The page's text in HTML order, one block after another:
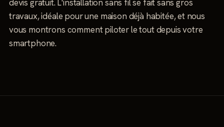
devis gratuit. L'installation sans fil se fait sans gros
travaux, idéale pour une maison déjà habitée, et nous
vous montrons comment piloter le tout depuis votre
smartphone.